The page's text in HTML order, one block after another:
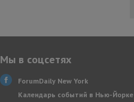
Мы в соцсетях
ForumDaily New York
Календарь событий в Нью-Йорке